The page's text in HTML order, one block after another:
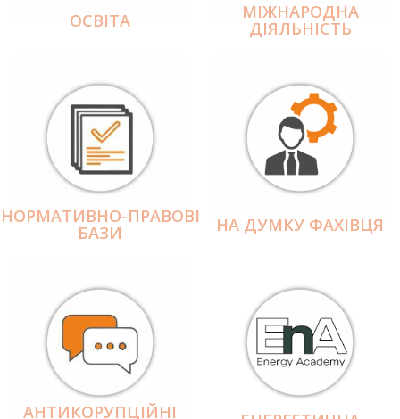
ОСВІТА МІЖНАРОДНА
ДІЯЛЬНІCТЬ
НОРМАТИВНО-ПРАВОВІ
БАЗИ НА ДУМКУ ФАХІВЦЯ
АНТИКОРУПЦІЙНІ